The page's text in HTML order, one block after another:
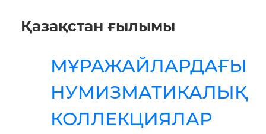
Қазақстан ғылымы
МҰРАЖАЙЛАРДАҒЫ
НУМИЗМАТИКАЛЫҚ
КОЛЛЕКЦИЯЛАР